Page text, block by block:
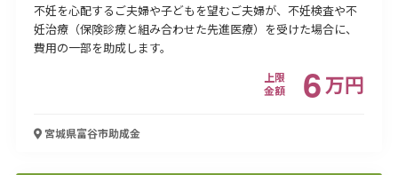
不妊を心配するご夫婦や子どもを望むご夫婦が、不妊検査や不
妊治療（保険診療と組み合わせた先進医療）を受けた場合に、
費用の一部を助成します。
上限
金額
6万円
宮城県富谷市助成金